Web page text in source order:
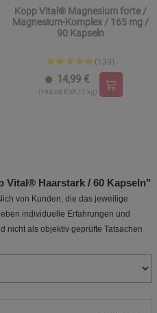
Kopp Vital® Magnesium forte /
Magnesium-Komplex / 165 mg /
90 Kapseln
(139)
14,99 €
(194,68 EUR / 1 kg)
Vital® Haarstark / 60 Kapseln"
von Kunden, die das jeweilige
individuelle Erfahrungen und
nicht als objektiv geprüfte Tatsachen